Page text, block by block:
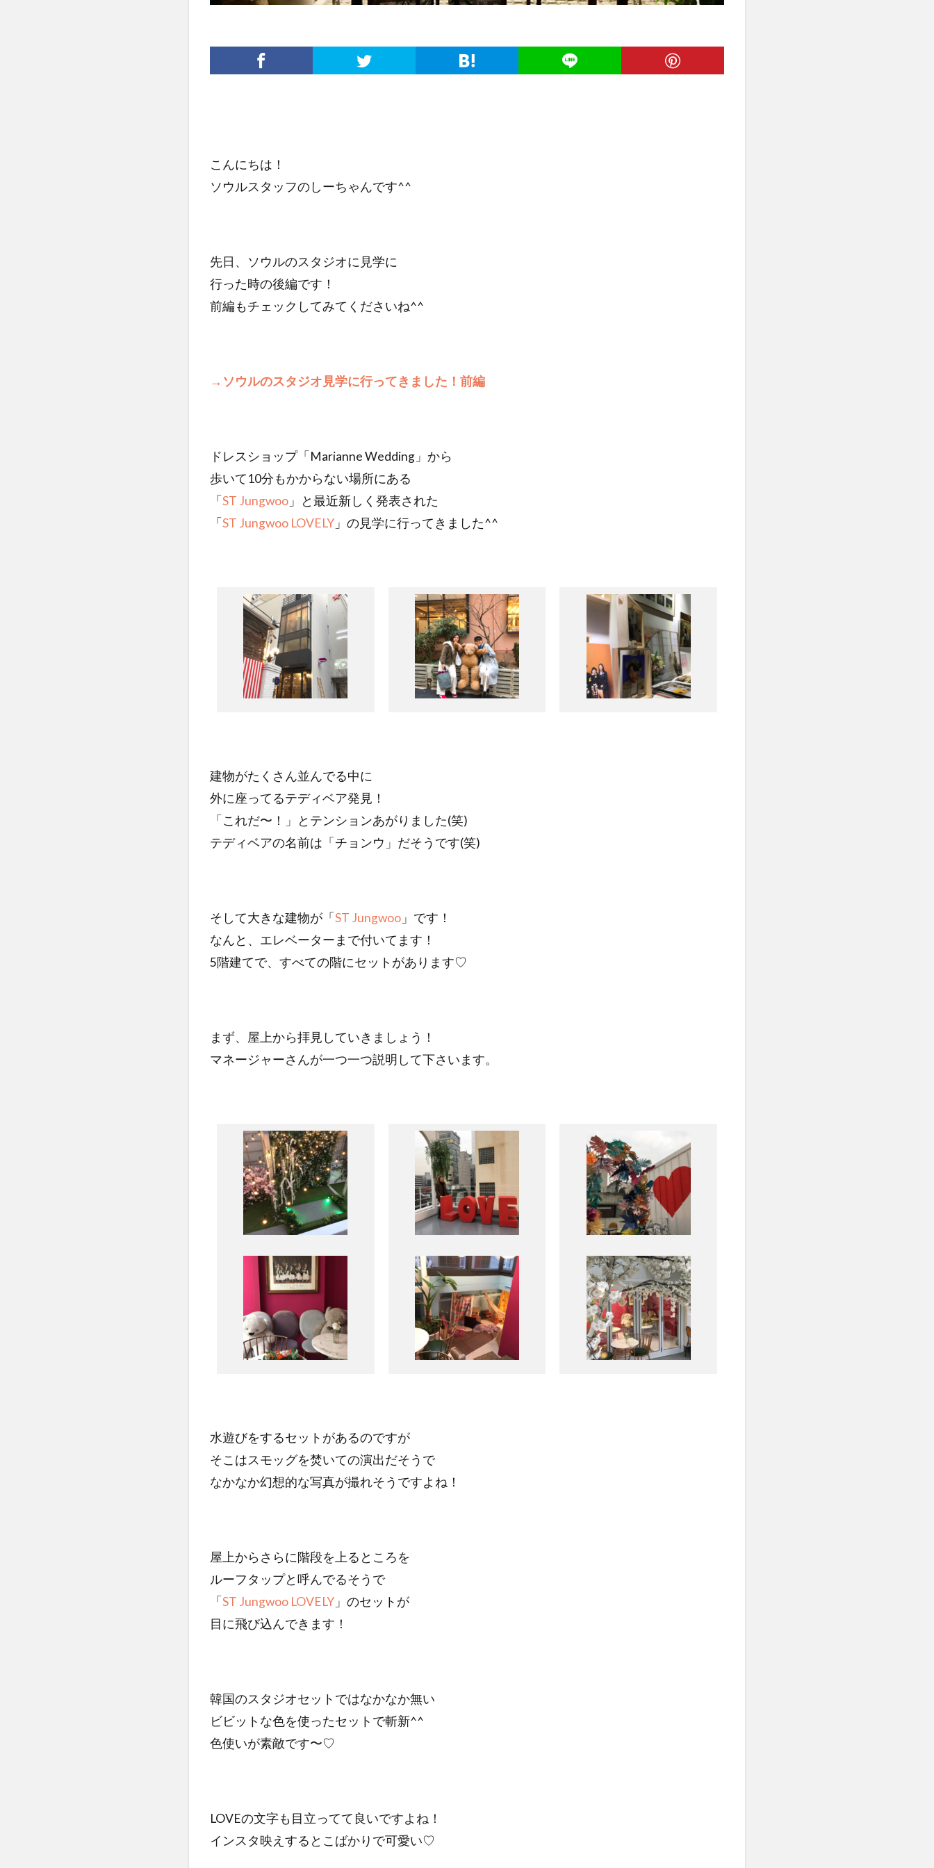
こんにちは！
ソウルスタッフのしーちゃんです^^
先日、ソウルのスタジオに見学に
行った時の後編です！
前編もチェックしてみてくださいね^^
→ソウルのスタジオ見学に行ってきました！前編
ドレスショップ「Marianne Wedding」から
歩いて10分もかからない場所にある
「ST Jungwoo 」と最近新しく発表された
「ST Jungwoo LOVELY 」の見学に行ってきました^^
建物がたくさん並んでる中に
外に座ってるテディベア発見！
「これだ〜！」とテンションあがりました(笑)
テディベアの名前は「チョンウ」だそうです(笑)
そして大きな建物が「ST Jungwoo 」です！
なんと、エレベーターまで付いてます！
5階建てで、すべての階にセットがあります♡
まず、屋上から拝見していきましょう！
マネージャーさんが一つ一つ説明して下さいます。
水遊びをするセットがあるのですが
そこはスモッグを焚いての演出だそうで
なかなか幻想的な写真が撮れそうですよね！
屋上からさらに階段を上るところを
ルーフタップと呼んでるそうで
「ST Jungwoo LOVELY 」のセットが
目に飛び込んできます！
韓国のスタジオセットではなかなか無い
ビビットな色を使ったセットで斬新^^
色使いが素敵です〜♡
LOVEの文字も目立ってて良いですよね！
インスタ映えするとこばかりで可愛い♡